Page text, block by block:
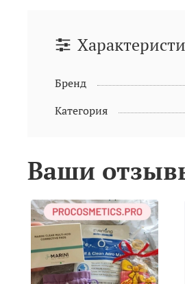
Бренд
Категория
Ваши